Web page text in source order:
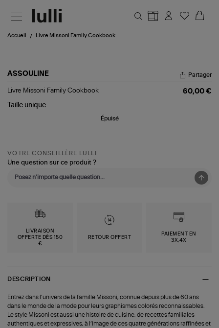
Accueil Livre Missoni Family Cookbook
ASSOULINE
Livre
Family
Partager
Livre Missoni Family Cookbook
60,00 €
Taille unique
Épuisé
VOTRE CONSEILLÈRE LULLI
Une question sur ce produit ?
LIVRAISON
OFFERTE DÈS 150
€
RETOUR OFFERT
PAIEMENT EN
3X,4X
DESCRIPTION
Entrez dans l’univers de la famille Missoni, connue depuis plus de 60 ans
dans le monde de la mode pour leurs graphismes colorés reconnaissables.
Le style Missoni est aussi une histoire de cuisine, de recettes familiales
authentiques et expressives, à l’image de ces quatre générations raffinées et